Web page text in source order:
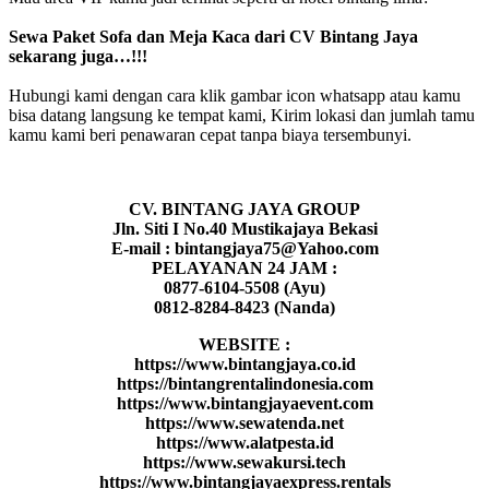
Sewa Paket Sofa dan Meja Kaca dari CV Bintang Jaya
sekarang juga…!!!
Hubungi kami dengan cara klik gambar icon whatsapp atau kamu
bisa datang langsung ke tempat kami, Kirim lokasi dan jumlah tamu
kamu kami beri penawaran cepat tanpa biaya tersembunyi.
CV. BINTANG JAYA GROUP
Jln. Siti I No.40 Mustikajaya Bekasi
E-mail : bintangjaya75@Yahoo.com
PELAYANAN 24 JAM :
0877-6104-5508 (Ayu)
0812-8284-8423 (Nanda)
WEBSITE :
https://www.bintangjaya.co.id
https://bintangrentalindonesia.com
https://www.bintangjayaevent.com
https://www.sewatenda.net
https://www.alatpesta.id
https://www.sewakursi.tech
https://www.bintangjayaexpress.rentals